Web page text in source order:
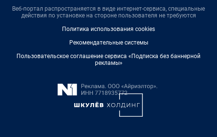
Веб-портал распространяется в виде интернет-сервиса, специальные
действия по установке на стороне пользователя не требуются
Политика использования cookies
Рекомендательные системы
Пользовательское соглашение сервиса «Подписка без баннерной
рекламы»